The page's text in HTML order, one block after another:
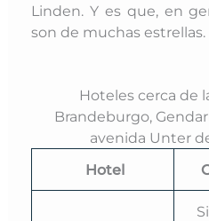
Linden. Y es que, en
son de muchas estrellas.
Hoteles cerca de
Brandeburgo,
avenida Unter
Hotel